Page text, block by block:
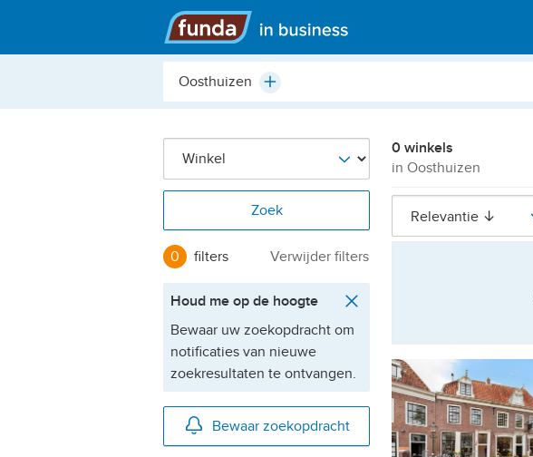
Hoofdmenu
Plaats,
etc.
Plus
Zoek
0 filters Verwijder filters
Houd me op de hoogte
Bewaar uw zoekopdracht om
notificaties van nieuwe
zoekresultaten te ontvangen.
Bewaar zoekopdracht
0 winkels
in Oosthuizen